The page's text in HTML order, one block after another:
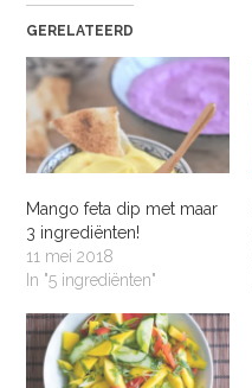
GERELATEERD
Mango feta dip met maar
3 ingrediënten!
11 mei 2018
In "5 ingrediënten"